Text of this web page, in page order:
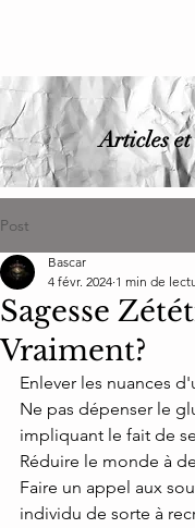
Articles
Post
Sagesse
Vraiment?
Bascar
4 févr. 2024 1 min de
Enlever les nuances
Ne pas dépenser le
impliquant le fait de
Réduire le monde à
Faire un appel aux
individu de sorte à